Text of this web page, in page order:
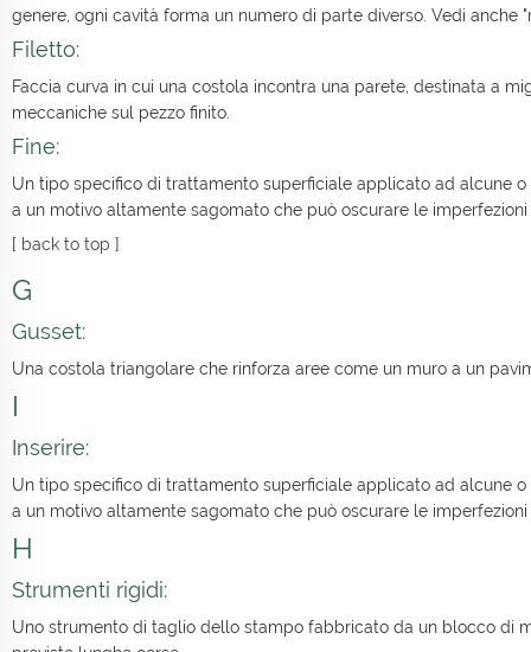
genere, ogni cavità forma un numero di parte diverso. Vedi anche
Filetto:
Faccia curva in cui una costola incontra una parete, destinata a
meccaniche sul pezzo finito.
Fine:
Un tipo specifico di trattamento superficiale applicato ad alcune
a un motivo altamente sagomato che può oscurare le
[ back to top ]
G
Gusset:
Una costola triangolare che rinforza aree come un muro a un
I
Inserire:
Un tipo specifico di trattamento superficiale applicato ad alcune
a un motivo altamente sagomato che può oscurare le
H
Strumenti rigidi:
Uno strumento di taglio dello stampo fabbricato da un blocco di